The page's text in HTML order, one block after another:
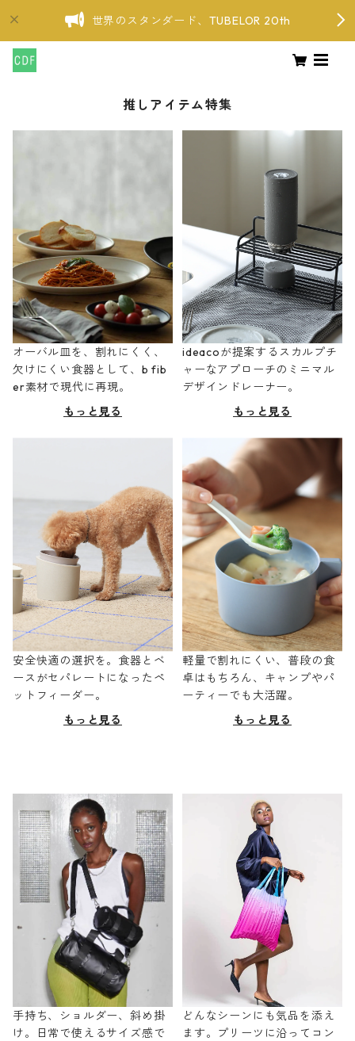
世界のスタンダード、TUBELOR 20th
推しアイテム特集
オーバル皿を、割れにくく、
欠けにくい食器として、b fib
er素材で現代に再現。
もっと見る
ideacoが提案するスカルプチ
ャーなアプローチのミニマル
デザインドレーナー。
もっと見る
安全快適の選択を。食器とベ
ースがセパレートになったペ
ットフィーダー。
もっと見る
軽量で割れにくい、普段の食
卓はもちろん、キャンプやパ
ーティーでも大活躍。
もっと見る
手持ち、ショルダー、斜め掛
け。日常で使えるサイズ感で
どんなシーンにも気品を添え
ます。プリーツに沿ってコン